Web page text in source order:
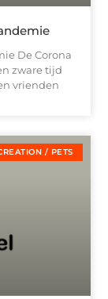
De Corona
zware tijd
vrienden
/ PETS